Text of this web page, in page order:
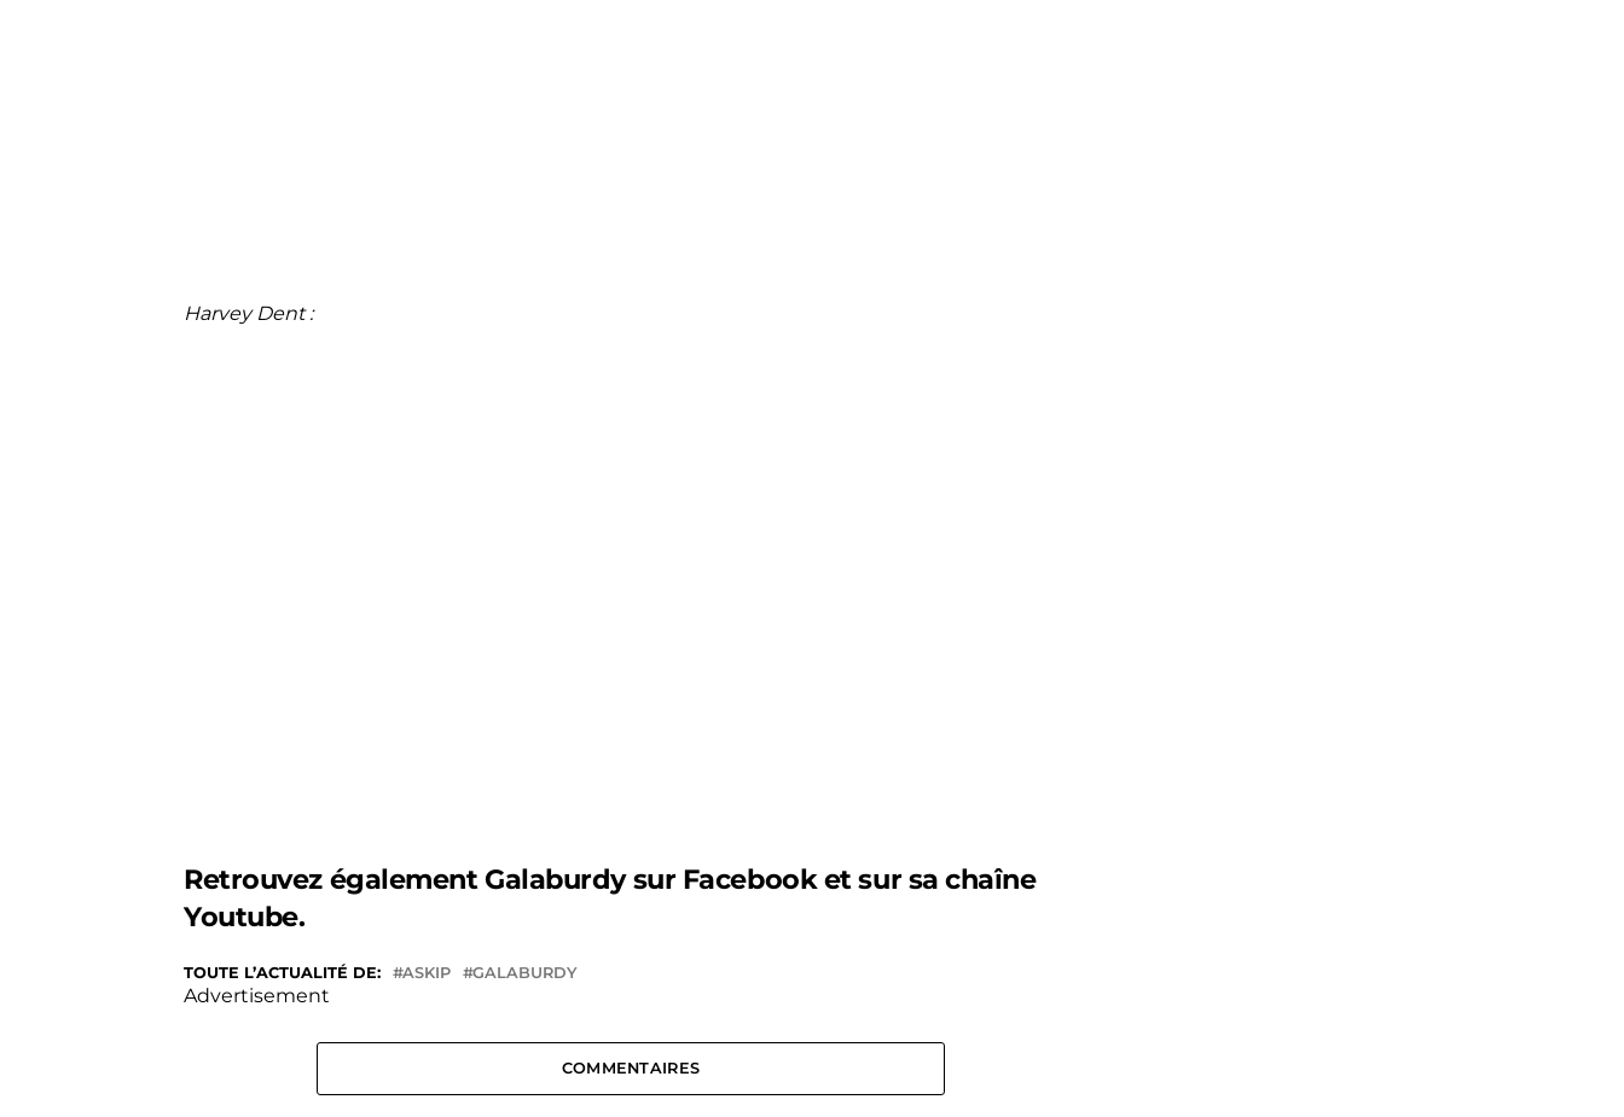
Harvey Dent :
Retrouvez également Galaburdy sur Facebooket sur sachaîne
Youtube.
TOUTE L’ACTUALITÉ DE: ASKIP GALABURDY
Advertisement
COMMENTAIRES